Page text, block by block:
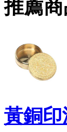
便簽本水平儀筆捲
參考價：NT: 45元
推薦
黃銅印